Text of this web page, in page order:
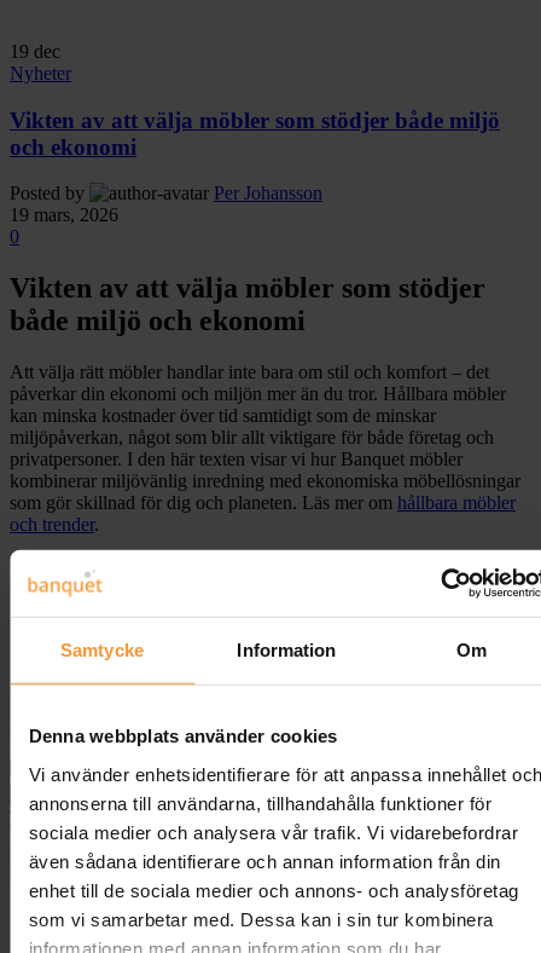
Samtycke Information Om
Denna webbplats använder cookies
Vi använder enhetsidentifierare för att anpassa innehållet och
annonserna till användarna, tillhandahålla funktioner för
sociala medier och analysera vår trafik. Vi vidarebefordrar
även sådana identifierare och annan information från din
enhet till de sociala medier och annons- och analysföretag
som vi samarbetar med. Dessa kan i sin tur kombinera
informationen med annan information som du har
19 dec
Nyheter
Vikten av att välja möbler som stödjer både miljö
och ekonomi
Posted by
Per Johansson
19 mars, 2026
0
Vikten av att välja möbler som stödjer
både miljö och ekonomi
Att välja rätt möbler handlar inte bara om stil och komfort – det
påverkar din ekonomi och miljön mer än du tror. Hållbara möbler
kan minska kostnader över tid samtidigt som de minskar
miljöpåverkan, något som blir allt viktigare för både företag och
privatpersoner. I den här texten visar vi hur Banquet möbler
kombinerar miljövänlig inredning med ekonomiska möbellösningar
som gör skillnad för dig och planeten. Läs mer om hållbara möbler
och trender.
Hållbara Möbler för Miljö och Ekonomi